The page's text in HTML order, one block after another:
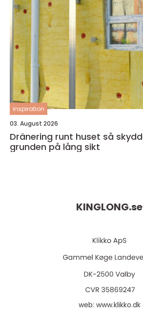
inspiration
03. August 2026
Dränering runt huset så skyddar man
grunden på lång sikt
KINGLONG.se
web: www.klikko.dk